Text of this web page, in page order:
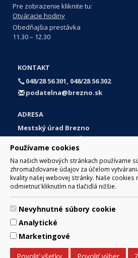
Používame cookies
Na našich webových stránkach používame
zhromažďovanie údajov za účelom
kvality našej webovej stránky. Naše
odmietnuť kliknutím na tlačidlá nižšie.
Nevyhnutné súbory cookie
Analytické
Marketingové
Pre zobrazenie kliknite tu:
Otváracie hodiny
Obedňajšia prestávka
11.30 – 12.30
KONTAKT
048/28 56 301, 048/28 56 302
podatelna@brezno.sk
ADRESA
Mestský úrad Brezno
Námestie gen. M. R. Štefánika 1
977 01 Brezno
Slovakia (Slovak Republic)
© 2017 Mesto Brezno, Námestie gen.
977 01 Tel.: 048/28 56 301, 048/
Za obsah zodpovedá Mesto Brezno.
Arrabella, s.r.o. , Pod Donátom 12/136